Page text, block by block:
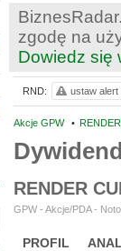
zgodę na
Dowiedz się
Akcje GPW •
RENDER
GPW - Akcje/PDA -
PROFIL
RND: ustaw alert
56